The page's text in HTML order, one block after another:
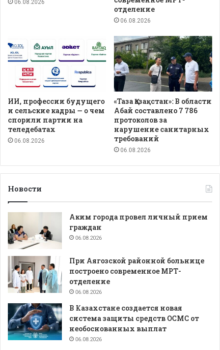
06.08.2026
отделение
06.08.2026
ИИ, профессии будущего
и сельские кадры — о чем
спорили партии на
теледебатах
06.08.2026
«Таза Қазақстан»: В области
Абай составлено 7 786
протоколов за
нарушение санитарных
требований
06.08.2026
Новости
Аким города провел личный прием
граждан
06.08.2026
При Аягозской районной больнице
построено современное МРТ-
отделение
06.08.2026
В Казахстане создается новая
система защиты средств ОСМС от
необоснованных выплат
06.08.2026